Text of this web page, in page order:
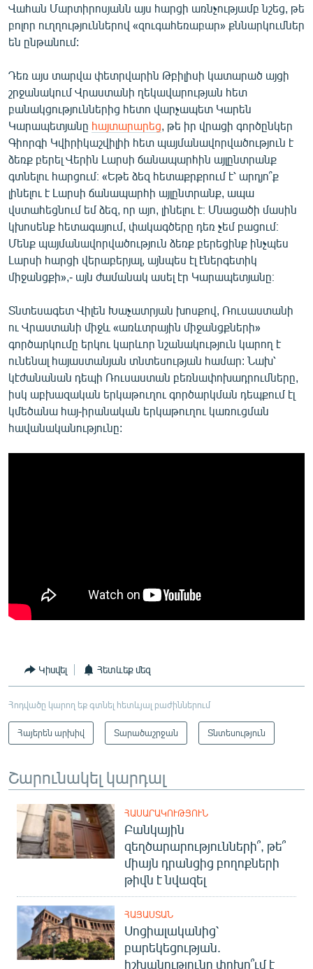
Վահան Մարտիրոսյանն այս հարցի առնչությամբ նշեց, թե
բոլոր ուղղություններով «զուգահեռաբար» քննարկումներ
են ընթանում:
Դեռ այս տարվա փետրվարին Թբիլիսի կատարած այցի
շրջանակում Վրաստանի ղեկավարության հետ
բանակցություններից հետո վարչապետ Կարեն
Կարապետյանը հայտարարեց , թե իր վրացի գործընկեր
Գիորգի Կվիրիկաշվիլիի հետ պայմանավորվածություն է
ձեռք բերել Վերին Լարսի ճանապարհին այլընտրանք
գտնելու հարցում։ «Եթե ձեզ հետաքրքրում է՝ արդյո՞ք
լինելու է Լարսի ճանապարհի այլընտրանք, ապա
վստահեցնում եմ ձեզ, որ այո, լինելու է։ Մնացածի մասին
կխոսենք հետագայում, փակագծերը դեռ չեմ բացում։
Մենք պայմանավորվածություն ձեռք բերեցինք ինչպես
Լարսի հարցի վերաբերյալ, այնպես էլ էներգետիկ
միջանցքի»,- այն ժամանակ ասել էր Կարապետյանը։
Տնտեսագետ Վիլեն Խաչատրյան խոսքով, Ռուսաստանի
ու Վրաստանի միջև «առևտրային միջանցքների»
գործարկումը երկու կարևոր նշանակություն կարող է
ունենալ հայաստանյան տնտեսության համար: Նախ՝
կէժանանան դեպի Ռուսաստան բեռնափոխադրումները,
իսկ աբխազական երկաթուղու գործարկման դեպքում էլ
կմեծանա հայ-իրանական երկաթուղու կառուցման
հավանականությունը:
Կիսվել Հետևեք մեզ
Հոդվածը կարող եք գտնել հետևյալ բաժիններում
Հայերեն արխիվ Տարածաշրջան Տնտեսություն
Շարունակել կարդալ
ՀԱՍԱՐԱԿՈՒԹՅՈՒՆ
Բանկային
զեղծարարությունների՞, թե՞
միայն դրանցից բողոքների
թիվն է նվազել
ՀԱՅԱՍՏԱՆ
Սոցիալականից՝
բարեկեցության.
իշխանությունը փոխո՞ւմ է